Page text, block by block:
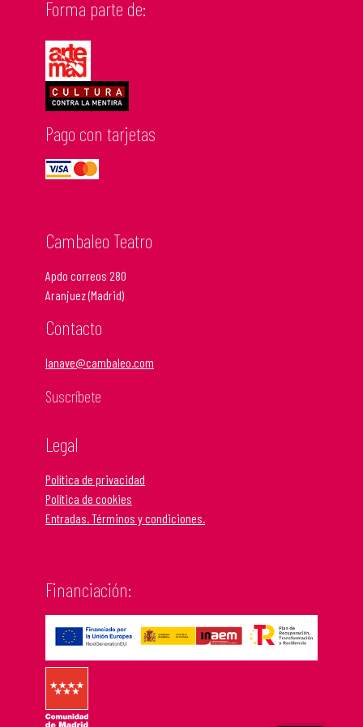
Forma parte de:
Pago con tarjetas
Cambaleo Teatro
Apdo correos 280
Aranjuez (Madrid)
Contacto
lanave@cambaleo.com
Suscríbete
Legal
Política de privacidad
Política de cookies
Entradas. Términos y condiciones.
Financiación: